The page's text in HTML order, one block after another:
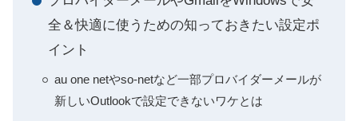
全＆快適に使うための知っておきたい設定ポ
イント
au one netやso-netなど一部プロバイダーメールが
新しいOutlookで設定できないワケとは